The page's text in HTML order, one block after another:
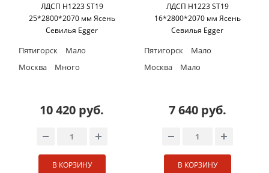
ЛДСП H1223 ST19
25*2800*2070 мм Ясень
Севилья Egger
Пятигорск
Мало
Москва
Много
10 420 руб.
В КОРЗИНУ
ЛДСП H1223 ST19
16*2800*2070 мм Ясень
Севилья Egger
Пятигорск
Мало
Москва
Мало
7 640 руб.
В КОРЗИНУ